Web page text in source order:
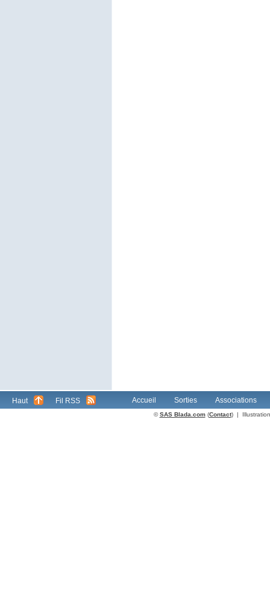
Haut Fil RSS Accueil Sorties Associations
©SAS Blada.com(Contact) |